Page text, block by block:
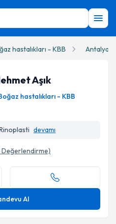
hastalıkları - KBB Antalya
Aşık
hastalıkları - KBB
devamı
Değerlendirme)
Al